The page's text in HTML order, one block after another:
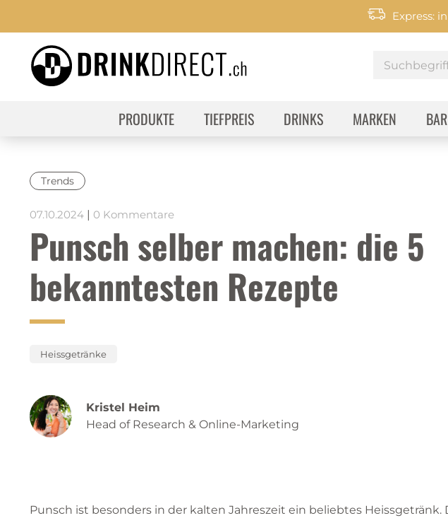
Express:
PRODUKTE TIEFPREIS DRINKS MARKEN
Trends
07.10.2024 | 0 Kommentare
Punsch selber machen: die 5
bekanntesten Rezepte
Heissgetränke
Kristel Heim
Head of Research & Online-Marketing
Punsch ist besonders in der kalten Jahreszeit ein beliebtes